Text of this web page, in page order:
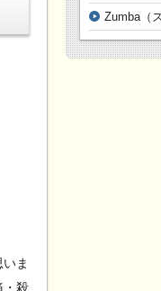
ま
・殺
Zumba（